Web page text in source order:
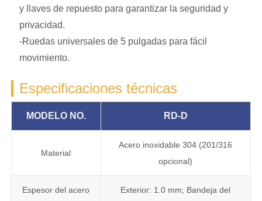
y llaves de repuesto para garantizar la seguridad y
privacidad.
-Ruedas universales de 5 pulgadas para fácil
movimiento.
Especificaciones técnicas
MODELO NO. RD-D
Material
Acero inoxidable 304 (201/316
opcional)
Espesor del acero Exterior: 1.0 mm; Bandeja del